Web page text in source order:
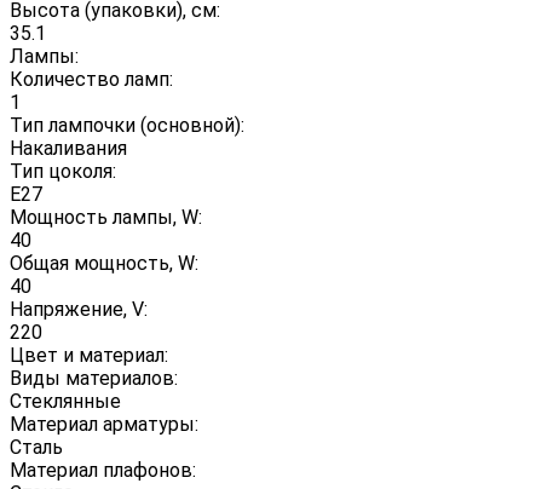
Высота (упаковки), см:
35.1
Лампы:
Количество ламп:
1
Тип лампочки (основной):
Накаливания
Тип цоколя:
E27
Мощность лампы, W:
40
Общая мощность, W:
40
Напряжение, V:
220
Цвет и материал:
Виды материалов:
Стеклянные
Материал арматуры:
Сталь
Материал плафонов: